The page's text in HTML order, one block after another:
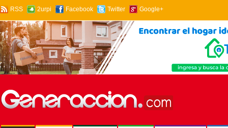
RSS 2urpi Facebook Twitter Google+